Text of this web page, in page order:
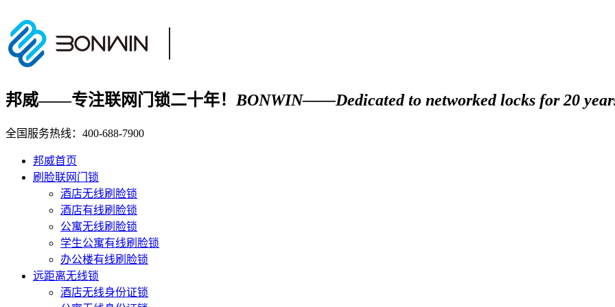
邦威——专注联网门锁二十年！ BONWIN——Dedicated to networked locks for 20
全国服务热线： 400-688-7900
邦威首页
刷脸联网门锁
酒店无线刷脸锁
酒店有线刷脸锁
公寓无线刷脸锁
学生公寓有线刷脸锁
办公楼有线刷脸锁
远距离无线锁
酒店无线身份证锁